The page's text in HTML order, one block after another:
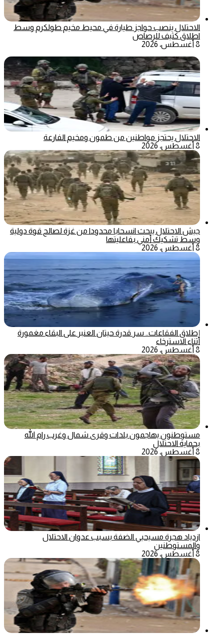
الاحتلال ينصب حواجز طيارة في محيط مخيم طولكرم وسط
اطلاق كثيف للرصاص
8 أغسطس، 2026
الاحتلال يحتجز مواطنين من طمون ومخيم الفارعة
8 أغسطس، 2026
جيش الاحتلال يبحث انسحابا محدودا من غزة لصالح قوة دولية
وسط تشكيك أمني بفاعليتها
8 أغسطس، 2026
إطلاق الفقاعات.. سر قدرة حيتان العنبر على البقاء مغمورة
أثناء الاسترخاء
8 أغسطس، 2026
مستوطنون يهاجمون بلدات وقرى شمال وغرب رام الله
بحماية الاحتلال
8 أغسطس، 2026
ازدياد هجرة مسيحيي الضفة بسبب عدوان الاحتلال
والمستوطنين
8 أغسطس، 2026